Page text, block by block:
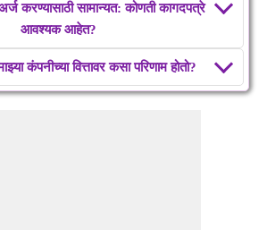
करण्यासाठी सामान्यत: कोणती कागदपत्रे
आवश्यक आहेत?
कंपनीच्या वित्तावर कसा परिणाम होतो?